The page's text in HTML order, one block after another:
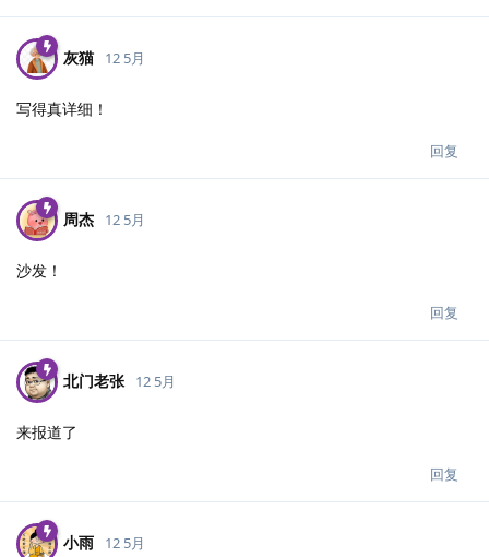
灰猫 12 5月
写得真详细！
回复
周杰 12 5月
沙发！
回复
北门老张 12 5月
来报道了
回复
小雨 12 5月